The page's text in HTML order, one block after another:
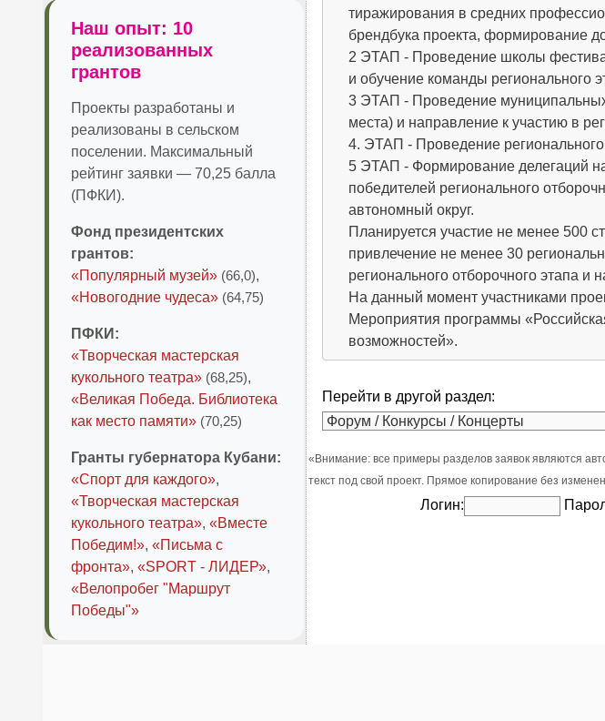
Наш опыт: 10
реализованных
грантов
Проекты разработаны и
реализованы в сельском
поселении. Максимальный
рейтинг заявки — 70,25 балла
(ПФКИ).
Фонд президентских
грантов:
«Популярный музей» (66,0),
«Новогодние чудеса» (64,75)
ПФКИ:
«Творческая мастерская
кукольного театра» (68,25),
«Великая Победа. Библиотека
как место памяти» (70,25)
Гранты губернатора Кубани:
«Спорт для каждого»,
«Творческая мастерская
кукольного театра», «Вместе
Победим!», «Письма с
фронта», «SPORT - ЛИДЕР»,
«Велопробег "Маршрут
Победы"»
тиражирования в средних
брендбука проекта, формирование
2 ЭТАП - Проведение школы
и обучение команды регионального
3 ЭТАП - Проведение муниципальных
места) и направление к участию в
4. ЭТАП - Проведение
5 ЭТАП - Формирование делегаций
победителей регионального
автономный округ.
Планируется участие не менее 500
привлечение не менее 30
регионального отборочного этапа и
На данный момент участниками
Мероприятия программы
возможностей».
Перейти в другой раздел:
«Внимание: все примеры разделов заявок являются
текст под свой проект. Прямое копирование без
Логин: